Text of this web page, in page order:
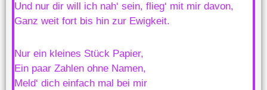
Und nur dir will ich nah‘ sein, flieg‘ mit mir davon,
Ganz weit fort bis hin zur Ewigkeit.
Nur ein kleines Stück Papier,
Ein paar Zahlen ohne Namen,
Meld‘ dich einfach mal bei mir